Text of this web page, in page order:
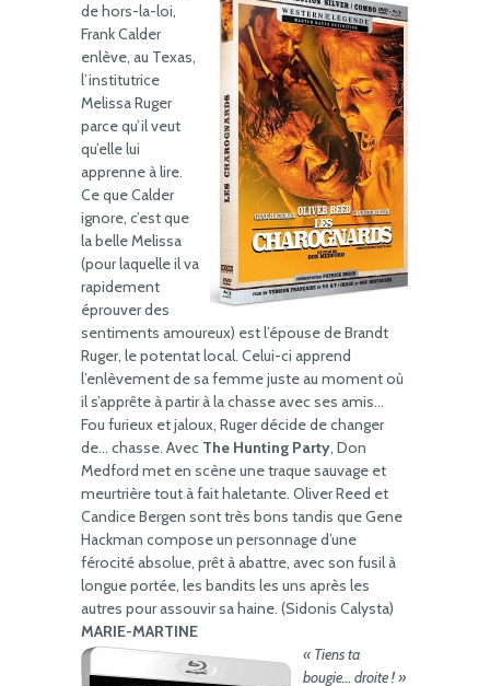
de hors-la-loi,
Frank Calder
enlève, au Texas,
l’institutrice
Melissa Ruger
parce qu’il veut
qu’elle lui
apprenne à lire.
Ce que Calder
ignore, c’est que
la belle Melissa
(pour laquelle il va
rapidement
éprouver des
sentiments amoureux) est l’épouse de Brandt
Ruger, le potentat local. Celui-ci apprend
l’enlèvement de sa femme juste au moment où
il s’apprête à partir à la chasse avec ses amis…
Fou furieux et jaloux, Ruger décide de changer
de… chasse. Avec The Hunting Party, Don
Medford met en scène une traque sauvage et
meurtrière tout à fait haletante. Oliver Reed et
Candice Bergen sont très bons tandis que Gene
Hackman compose un personnage d’une
férocité absolue, prêt à abattre, avec son fusil à
longue portée, les bandits les uns après les
autres pour assouvir sa haine. (Sidonis Calysta)
MARIE-MARTINE
« Tiens ta
bougie… droite ! »